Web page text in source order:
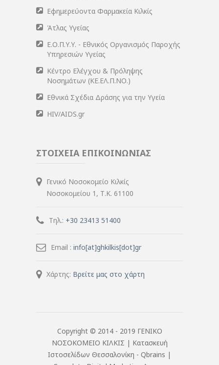
Εφημερεύοντα Φαρμακεία Κιλκίς
Άτλας Υγείας
Ε.Ο.Π.Υ.Υ. - Εθνικός Οργανισμός Παροχής
Υπηρεσιών Υγείας
Κέντρο Ελέγχου & Πρόληψης
Νοσημάτων (ΚΕ.ΕΛ.Π.ΝΟ.)
Εθνικά Σχέδια Δράσης για την Υγεία
HIV/AIDS.gr
ΣΤΟΙΧΕΙΑ ΕΠΙΚΟΙΝΩΝΙΑΣ
Γενικό Νοσοκομείο Κιλκίς
Νοσοκομείου 1, Τ.Κ. 61100
Τηλ.: +30 23413 51400
Email : info[at]ghkilkis[dot]gr
Χάρτης: Βρείτε μας στο χάρτη
Copyright © 2014 - 2019 ΓΕΝΙΚΟ
ΝΟΣΟΚΟΜΕΙΟ ΚΙΛΚΙΣ | Κατασκευή
Ιστοσελίδων Θεσσαλονίκη - Qbrains |